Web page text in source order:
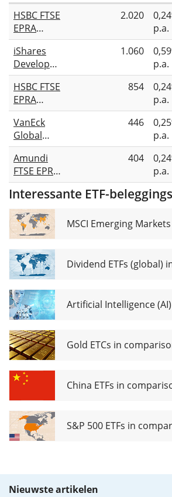
HSBC FTSE
EPRA
NAREIT
Developed
UCITS ETF
USD
2.020
p.a.
iShares
Developed
Markets
Property
Yield
UCITS ETF
1.060
p.a.
HSBC FTSE
EPRA
NAREIT
Developed
UCITS ETF
USD (Acc)
854
p.a.
VanEck
Global
Real
Estate
UCITS ETF
446
p.a.
Amundi
FTSE EPRA
NAREIT
Global
UCITS ETF
Acc
404
p.a.
Interessante ETF-
Dividend ETFs (global)
Gold ETCs in
China ETFs in
S&P 500 ETFs in
Nieuwste artikelen